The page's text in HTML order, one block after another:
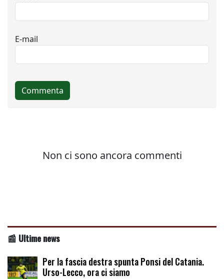
📰 Ultime news
Per la fascia destra spunta Ponsi del Catania.
Urso-Lecco, ora ci siamo